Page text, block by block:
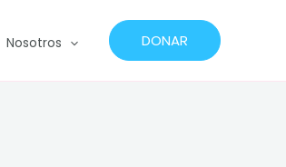
Nosotros DONAR